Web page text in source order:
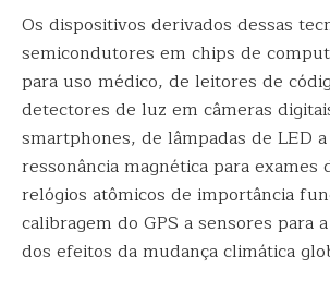
Os dispositivos derivados dessas
semicondutores em chips de
para uso médico, de leitores de
detectores de luz em câmeras
smartphones, de lâmpadas de LED
ressonância magnética para exames
relógios atômicos de importância
calibragem do GPS a sensores para
dos efeitos da mudança climática